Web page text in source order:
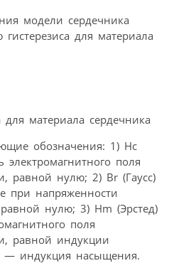
модели сердечника
для материала
для материала сердечника
обозначения: 1) Hc
поля
равной нулю; 2) Br (Гаусс)
при напряженности
нулю; 3) Hm (Эрстед)
поля
равной индукции
— индукция насыщения.